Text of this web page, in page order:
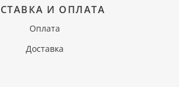
И ОПЛАТА
Оплата
Доставка